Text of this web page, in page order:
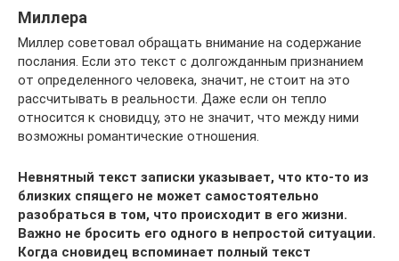
Миллера
Миллер советовал обращать внимание на содержание
послания. Если это текст с долгожданным признанием
от определенного человека, значит, не стоит на это
рассчитывать в реальности. Даже если он тепло
относится к сновидцу, это не значит, что между ними
возможны романтические отношения.
Невнятный текст записки указывает, что кто-то из
близких спящего не может самостоятельно
разобраться в том, что происходит в его жизни.
Важно не бросить его одного в непростой ситуации.
Когда сновидец вспоминает полный текст